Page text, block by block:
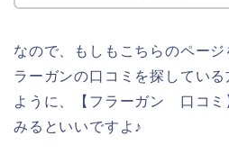
なので、もしもこちらのペー
ラーガンの口コミを探してい
ように、【フラーガン 口コミ
みるといいですよ♪